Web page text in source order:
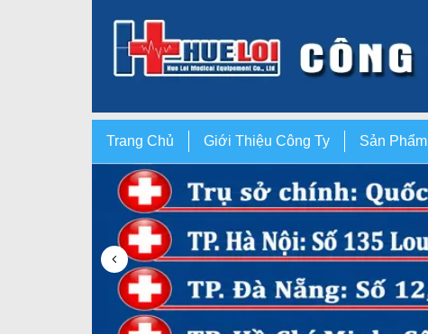
Trang Chủ Giới Thiệu Công Ty Sản Phẩm